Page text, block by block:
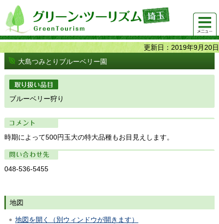
グリーンツーリズム埼玉 緑豊かな農山村で 楽しく！
美味しく！
メニュ
ー
更新日：2019年9月20日
大島つみとりブルーベリー園
取り扱い品目
ブルーベリー狩り
コメント
時期によって500円玉大の特大品種もお目見えします。
問い合わせ先
048-536-5455
地図
地図を開く（別ウィンドウが開きます）